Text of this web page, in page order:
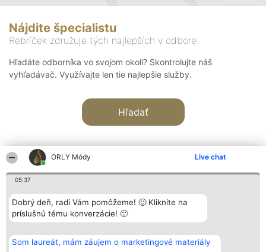
ORLY Módy Live chat
05:37
Dobrý deň, radi Vám pomôžeme! 🙂 Kliknite na
príslušnú tému konverzácie! 🙂
Som laureát, mám záujem o marketingové materiály
Nájdite špecialistu
Rebríček združuje tých najlepších v odbore
Hľadáte odborníka vo svojom okolí? Skontrolujte náš
vyhľadávač. Využívajte len tie najlepšie služby.
Hľadať
Organizátor hodnotenia
Bright Side Solutions sp. z o.
o. sp. k.
Wrocław 50-079
KRS 0000749100 | Regon
Hodnotenie
Laureáti
Lista
Laureatów
Podmienky
Kontakt
Kontakt